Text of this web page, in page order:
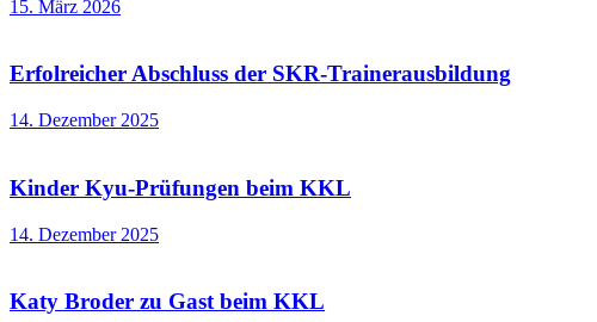
15. März 2026
Erfolreicher Abschluss der SKR-Trainerausbildung
14. Dezember 2025
Kinder Kyu-Prüfungen beim KKL
14. Dezember 2025
Katy Broder zu Gast beim KKL